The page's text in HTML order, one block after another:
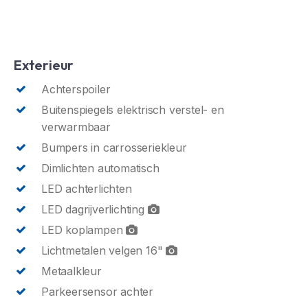
Exterieur
Achterspoiler
Buitenspiegels elektrisch verstel- en
verwarmbaar
Bumpers in carrosseriekleur
Dimlichten automatisch
LED achterlichten
LED dagrijverlichting
LED koplampen
Lichtmetalen velgen 16"
Metaalkleur
Parkeersensor achter